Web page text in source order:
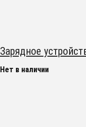
Зарядное
Нет в наличии